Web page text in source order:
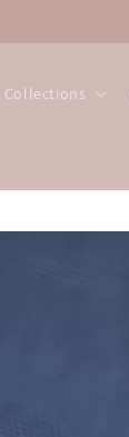
Collections